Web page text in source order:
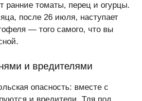
ранние томаты, перец и огурцы.
после 26 июля, наступает
— того самого, что вы
и вредителями
опасность: вместе с